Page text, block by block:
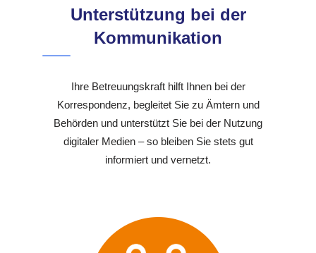
Unterstützung bei der
Kommunikation
Ihre Betreuungskraft hilft Ihnen bei der
Korrespondenz, begleitet Sie zu Ämtern und
Behörden und unterstützt Sie bei der Nutzung
digitaler Medien – so bleiben Sie stets gut
informiert und vernetzt.